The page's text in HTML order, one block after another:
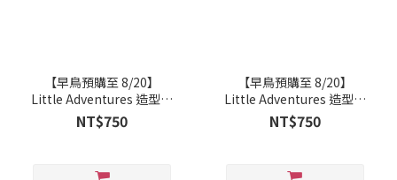
【早鳥預購至 8/20】
Little Adventures 造型配
件-仙女花冠棒組 (精靈)
NT$750
【早鳥預購至 8/20】
Little Adventures 造型配
件 - 春天仙翅
NT$750